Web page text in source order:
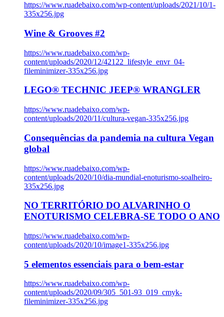
https://www.ruadebaixo.com/wp-content/uploads/2021/10/1-
335x256.jpg
Wine & Grooves #2
https://www.ruadebaixo.com/wp-
content/uploads/2020/12/42122_lifestyle_envr_04-
fileminimizer-335x256.jpg
LEGO® TECHNIC JEEP® WRANGLER
https://www.ruadebaixo.com/wp-
content/uploads/2020/11/cultura-vegan-335x256.jpg
Consequências da pandemia na cultura Vegan
global
https://www.ruadebaixo.com/wp-
content/uploads/2020/10/dia-mundial-enoturismo-soalheiro-
335x256.jpg
NO TERRITÓRIO DO ALVARINHO O
ENOTURISMO CELEBRA-SE TODO O ANO
https://www.ruadebaixo.com/wp-
content/uploads/2020/10/image1-335x256.jpg
5 elementos essenciais para o bem-estar
https://www.ruadebaixo.com/wp-
content/uploads/2020/09/305_501-93_019_cmyk-
fileminimizer-335x256.jpg